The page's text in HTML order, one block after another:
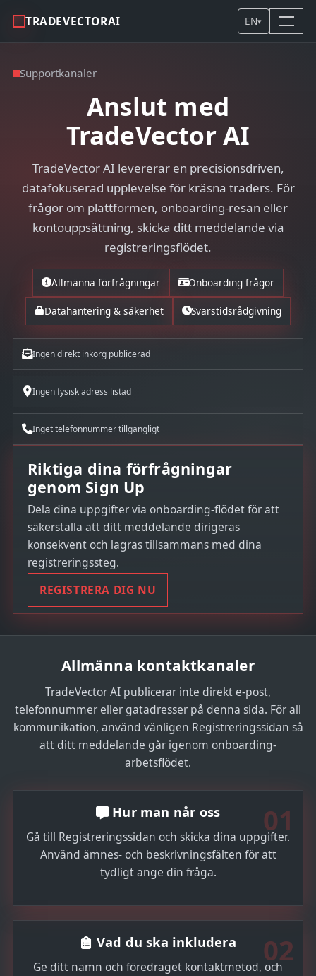
TRADEVECTORAI EN▾
Supportkanaler
Anslut med
TradeVector AI
TradeVector AI levererar en precisionsdriven,
datafokuserad upplevelse för kräsna traders. För
frågor om plattformen, onboarding-resan eller
kontouppsättning, skicka ditt meddelande via
registreringsflödet.
Allmänna förfrågningar Onboarding frågor
Datahantering & säkerhet Svarstidsrådgivning
Ingen direkt inkorg publicerad
Ingen fysisk adress listad
Inget telefonnummer tillgängligt
Riktiga dina förfrågningar
genom Sign Up
Dela dina uppgifter via onboarding-flödet för att
säkerställa att ditt meddelande dirigeras
konsekvent och lagras tillsammans med dina
registreringssteg.
REGISTRERA DIG NU
Allmänna kontaktkanaler
TradeVector AI publicerar inte direkt e-post,
telefonnummer eller gatadresser på denna sida. För all
kommunikation, använd vänligen Registreringssidan så
att ditt meddelande går igenom onboarding-
arbetsflödet.
01
Hur man når oss
Gå till Registreringssidan och skicka dina uppgifter.
Använd ämnes- och beskrivningsfälten för att
tydligt ange din fråga.
02
Vad du ska inkludera
Ge ditt namn och föredraget kontaktmetod, och